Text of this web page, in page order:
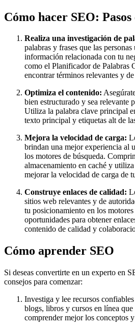
Cómo hacer SEO: Pasos
Realiza una investigación de
palabras y frases que las personas
información relacionada con tu
como el Planificador de Palabras
encontrar términos relevantes y
Optimiza el contenido:
bien estructurado y sea relevante
Utiliza la palabra clave principal
texto principal y etiquetas alt de
Mejora la velocidad de carga:
brindan una mejor experiencia al
los motores de búsqueda.
almacenamiento en caché y
mejorar la velocidad de carga de
Construye enlaces de calidad:
sitios web relevantes y de
tu posicionamiento en los
oportunidades para obtener
contenido de calidad y
Cómo aprender SEO
Si deseas convertirte en un experto en
consejos para comenzar:
Investiga y lee recursos
blogs, libros y cursos en línea que
comprender mejor los conceptos